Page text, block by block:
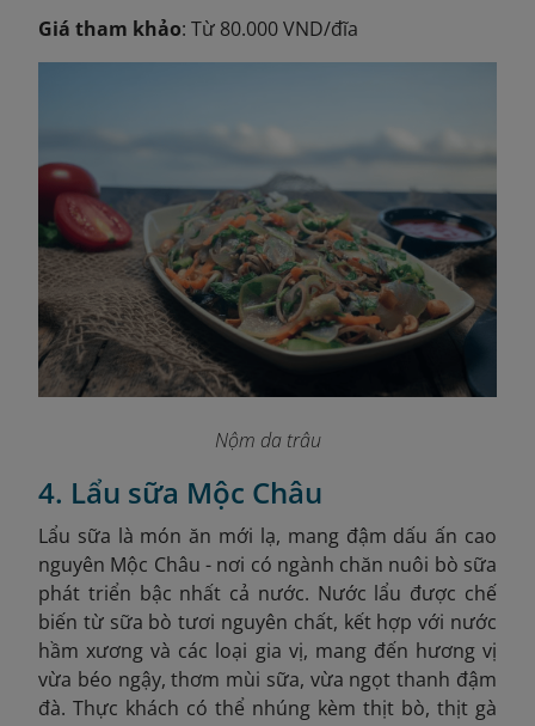
Giá tham khảo: Từ 80.000 VND/đĩa
Nộm da trâu
4. Lẩu sữa Mộc Châu
Lẩu sữa là món ăn mới lạ, mang đậm dấu ấn cao
nguyên Mộc Châu - nơi có ngành chăn nuôi bò sữa
phát triển bậc nhất cả nước. Nước lẩu được chế
biến từ sữa bò tươi nguyên chất, kết hợp với nước
hầm xương và các loại gia vị, mang đến hương vị
vừa béo ngậy, thơm mùi sữa, vừa ngọt thanh đậm
đà. Thực khách có thể nhúng kèm thịt bò, thịt gà